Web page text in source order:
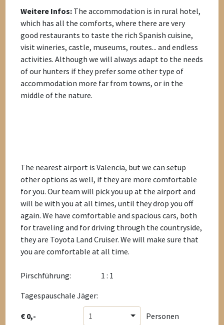
Weitere Infos: The accommodation is in rural hotel,
which has all the comforts, where there are very
good restaurants to taste the rich Spanish cuisine,
visit wineries, castle, museums, routes... and endless
activities. Although we will always adapt to the needs
of our hunters if they prefer some other type of
accommodation more far from towns, or in the
middle of the nature.
The nearest airport is Valencia, but we can setup
other options as well, if they are more comfortable
for you. Our team will pick you up at the airport and
will be with you at all times, until they drop you off
again. We have comfortable and spacious cars, both
for traveling and for driving through the countryside,
they are Toyota Land Cruiser. We will make sure that
you are comfortable at all time.
Pirschführung:
1 : 1
Tagespauschale Jäger:
€ 0,- 1 Personen